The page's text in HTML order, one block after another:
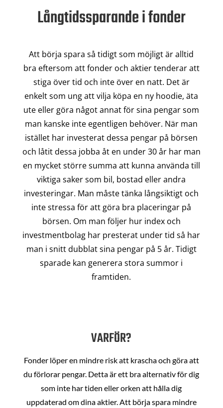
Långtidssparande i fonder
Att börja spara så tidigt som möjligt är alltid
bra eftersom att fonder och aktier tenderar att
stiga över tid och inte över en natt. Det är
enkelt som ung att vilja köpa en ny hoodie, äta
ute eller göra något annat för sina pengar som
man kanske inte egentligen behöver. När man
istället har investerat dessa pengar på börsen
och låtit dessa jobba åt en under 30 år har man
en mycket större summa att kunna använda till
viktiga saker som bil, bostad eller andra
investeringar. Man måste tänka långsiktigt och
inte stressa för att göra bra placeringar på
börsen. Om man följer hur index och
investmentbolag har presterat under tid så har
man i snitt dubblat sina pengar på 5 år. Tidigt
sparade kan generera stora summor i
framtiden.
VARFÖR?
Fonder löper en mindre risk att krascha och göra att
du förlorar pengar. Detta är ett bra alternativ för dig
som inte har tiden eller orken att hålla dig
uppdaterad om dina aktier. Att börja spara mindre